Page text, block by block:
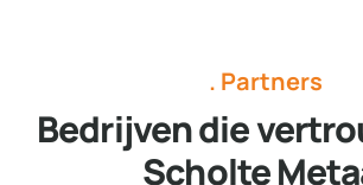
. Partners
Bedrijven die
Scholte